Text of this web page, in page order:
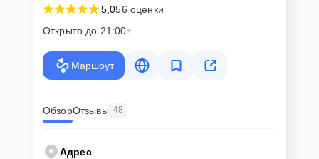
5,056 оценки
Открыто до 21:00
Маршрут
ОбзорОтзывы 48
Адрес